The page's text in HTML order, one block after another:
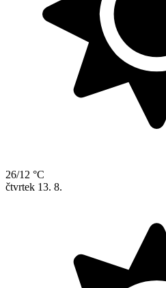
26/12 °C
čtvrtek 13. 8.